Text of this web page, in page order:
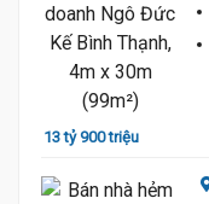
13 tỷ 900 triệu